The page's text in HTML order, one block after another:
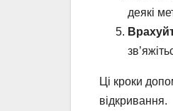
деякі
Ці кроки
відкривання.